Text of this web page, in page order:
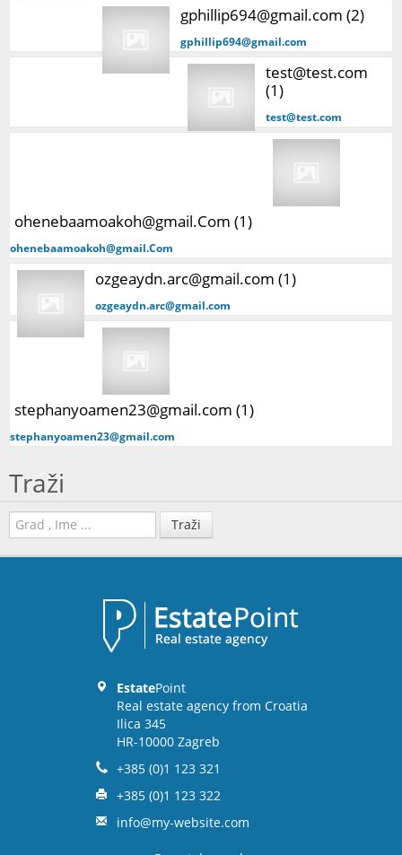
gphillip694@gmail.com (2)
gphillip694@gmail.com
test@test.com
(1)
test@test.com
ohenebaamoakoh@gmail.Com (1)
ohenebaamoakoh@gmail.Com
ozgeaydn.arc@gmail.com (1)
ozgeaydn.arc@gmail.com
stephanyoamen23@gmail.com (1)
stephanyoamen23@gmail.com
Traži
Traži
EstatePoint
Real estate agency from Croatia
Ilica 345
HR-10000 Zagreb
+385 (0)1 123 321
+385 (0)1 123 322
info@my-website.com